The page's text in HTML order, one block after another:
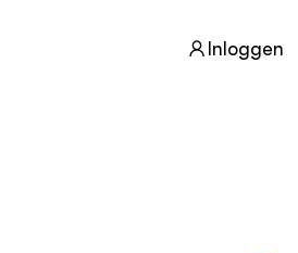
Inloggen